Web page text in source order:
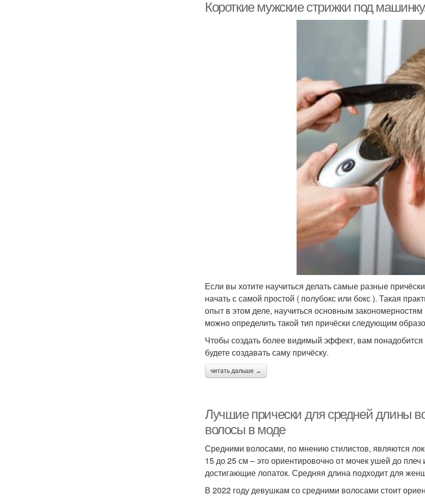
Короткие мужские стрижки под
Если вы хотите научиться делать самые разные
начать с самой простой ( полубокс или бокс ). Такая
опыт в этом деле, научиться основным
можно определить такой тип причёски следующим
Чтобы создать более видимый эффект, вам
будете создавать саму причёску.
читать дальше →
Лучшие прически для средней длины
волосы в моде
Средними волосами, по мнению стилистов, являются
15 до 25 см – это ориентировочно от мочек ушей до
достигающие лопаток. Средняя длина подходит для
В 2022 году девушкам со средними волосами стоит